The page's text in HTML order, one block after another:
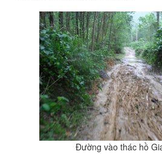
Đường vào thác hồ